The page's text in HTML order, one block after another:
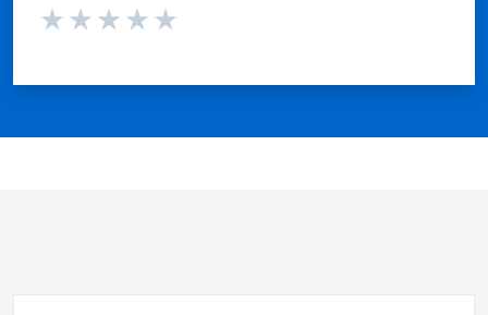
Valuta da 1 a 5 stelle la pagina